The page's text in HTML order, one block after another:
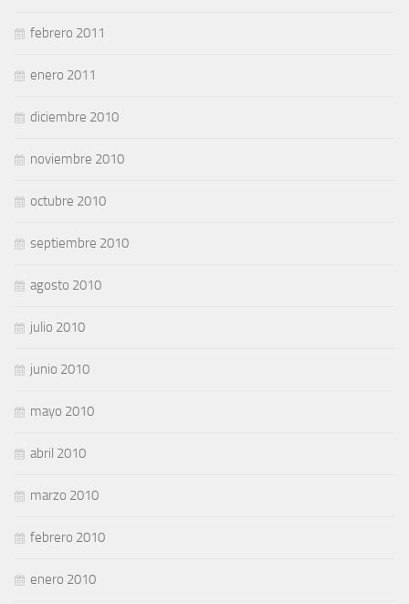
febrero 2011
enero 2011
diciembre 2010
noviembre 2010
octubre 2010
septiembre 2010
agosto 2010
julio 2010
junio 2010
mayo 2010
abril 2010
marzo 2010
febrero 2010
enero 2010